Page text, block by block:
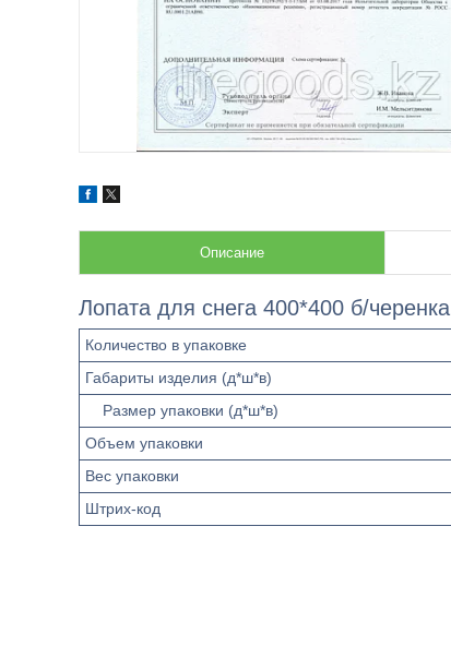
Описание
Лопата для снега 400*400 б/черенка
Количество в упаковке
Габариты изделия (д*ш*в)
Размер упаковки (д*ш*в)
Объем упаковки
Вес упаковки
Штрих-код